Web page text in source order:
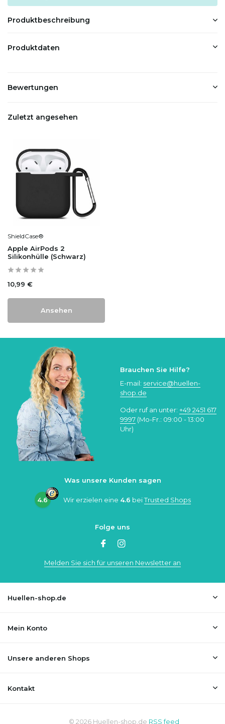
Produktbeschreibung
Produktdaten
Bewertungen
Zuletzt angesehen
ShieldCase®
Apple AirPods 2
Silikonhülle (Schwarz)
10,99 €
Ansehen
Brauchen Sie Hilfe?
E-mail: service@huellen-
shop.de
Oder ruf an unter: +49 2451 617
9997 (Mo-Fr.: 09:00 - 13:00
Uhr)
Was unsere Kunden sagen
4.6 Wir erzielen eine 4.6 beiTrusted Shops
Folge uns
Melden Sie sich für unseren Newsletter an
Huellen-shop.de
Mein Konto
Unsere anderen Shops
Kontakt
© 2026 Huellen-shop.de RSS feed